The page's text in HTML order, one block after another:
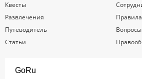
Квесты
Развлечения
Путеводитель
Статьи
GoRu